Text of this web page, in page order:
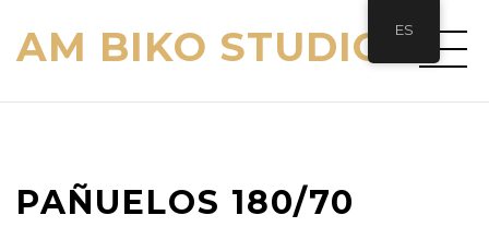
AM BIKO STUDIO
PAÑUELOS 180/70
ES